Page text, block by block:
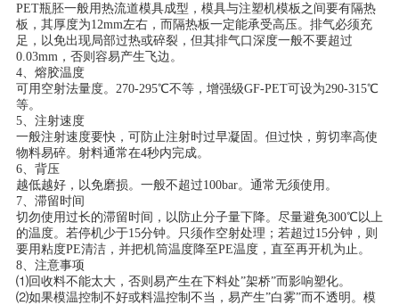
PET瓶胚一般用热流道模具成型，模具与注塑机模板之间要有隔热
板，其厚度为12mm左右，而隔热板一定能承受高压。排气必须充
足，以免出现局部过热或碎裂，但其排气口深度一般不要超过
0.03mm，否则容易产生飞边。
4、熔胶温度
可用空射法量度。270-295℃不等，增强级GF-PET可设为290-315℃
等。
5、注射速度
一般注射速度要快，可防止注射时过早凝固。但过快，剪切率高使
物料易碎。射料通常在4秒内完成。
6、背压
越低越好，以免磨损。一般不超过100bar。通常无须使用。
7、滞留时间
切勿使用过长的滞留时间，以防止分子量下降。尽量避免300℃以上
的温度。若停机少于15分钟。只须作空射处理；若超过15分钟，则
要用粘度PE清洁，并把机筒温度降至PE温度，直至再开机为止。
8、注意事项
⑴回收料不能太大，否则易产生在下料处”架桥”而影响塑化。
⑵如果模温控制不好或料温控制不当，易产生”白雾”而不透明。模